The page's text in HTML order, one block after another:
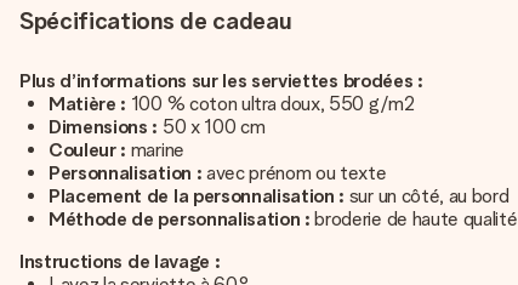
Spécifications de cadeau
Plus d’informations sur les serviettes brodées :
Matière : 100 % coton ultra doux, 550 g/m2
Dimensions : 50 x 100 cm
Couleur : marine
Personnalisation : avec prénom ou texte
Placement de la personnalisation : sur un côté, au bord
Méthode de personnalisation : broderie de haute qualité
Instructions de lavage :